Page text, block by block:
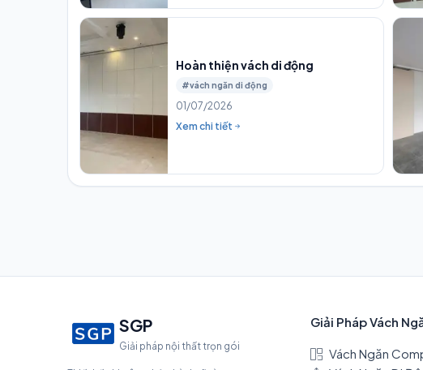
Hoàn thiện vách di động
#vách ngăn di động
01/07/2026
Xem chi tiết
SGP
Giải pháp nội thất trọn gói
Giải Pháp Vách
Vách Ngăn